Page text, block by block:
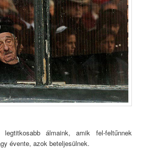
álmaink, amik fel-feltűnnek
évente, azok beteljesülnek.